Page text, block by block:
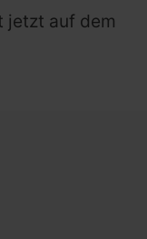
jetzt auf dem